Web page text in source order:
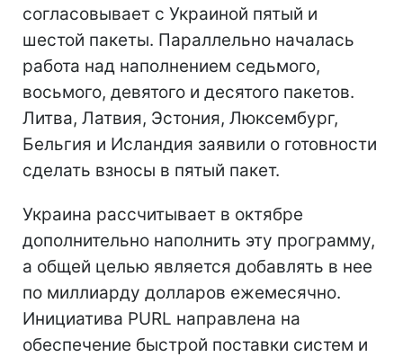
согласовывает с Украиной пятый и
шестой пакеты. Параллельно началась
работа над наполнением седьмого,
восьмого, девятого и десятого пакетов.
Литва, Латвия, Эстония, Люксембург,
Бельгия и Исландия заявили о готовности
сделать взносы в пятый пакет.
Украина рассчитывает в октябре
дополнительно наполнить эту программу,
а общей целью является добавлять в нее
по миллиарду долларов ежемесячно.
Инициатива PURL направлена на
обеспечение быстрой поставки систем и